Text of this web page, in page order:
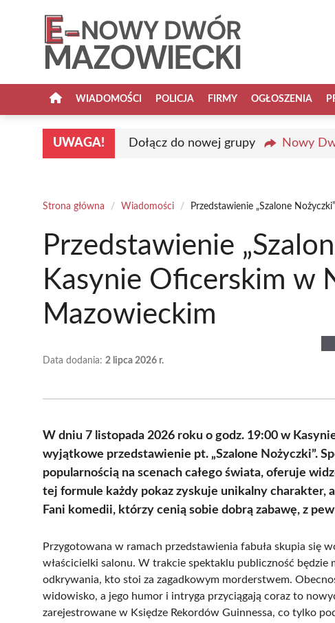
WIADOMOŚCI POLICJA FIRMY OGŁOSZENIA
UWAGA! Dołącz do nowej grupy Nowy
Strona główna / Wiadomości / Przedstawienie „Szalone
Przedstawienie
Kasynie Oficerskim w
Mazowieckim
Data dodania: 2 lipca 2026 r.
W dniu 7 listopada 2026 roku o godz. 19:00 w
wyjątkowe przedstawienie pt. „Szalone Nożyczki”.
popularnością na scenach całego świata, oferuje
tej formule każdy pokaz zyskuje unikalny charakter,
Fani komedii, którzy cenią sobie dobrą zabawę, z
Przygotowana w ramach przedstawienia fabuła skupia się
właścicielki salonu. W trakcie spektaklu publiczność będzie
odkrywania, kto stoi za zagadkowym morderstwem.
widowisko, a jego humor i intryga przyciągają coraz to
zarejestrowane w Księdze Rekordów Guinnessa, co tylko